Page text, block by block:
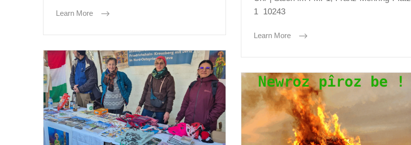
Learn More
1 10243
Learn More